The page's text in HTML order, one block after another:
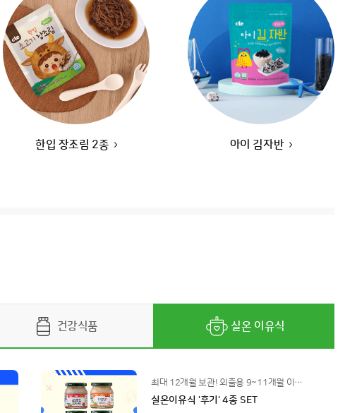
한입 장조림 2종 아이 김자반
건강식품 실온 이유식
실온이유식 '후기' 4종 SET
원
최대 12개월 보관! 외출용 9~11개월 이유식
실온이유식 '후기' 4종 SET